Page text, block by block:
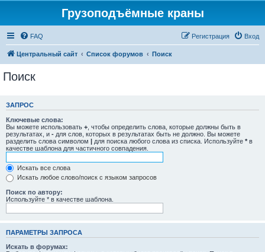
Грузоподъёмные краны
FAQ Вход
Регистрация
Центральный сайт Список форумов Поиск
Поиск
ЗАПРОС
Ключевые слова:
Вы можете использовать + , чтобы определить слова, которые должны быть в
результатах, и - для слов, которых в результатах быть не должно. Вы можете
разделить слова символом | для поиска любого слова из списка. Используйте * в
качестве шаблона для частичного совпадения.
Искать все слова
Искать любое слово/поиск с языком запросов
Поиск по автору:
Используйте * в качестве шаблона.
ПАРАМЕТРЫ ЗАПРОСА
Искать в форумах: